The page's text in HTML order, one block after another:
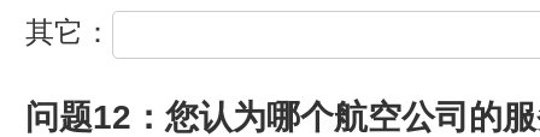
其它：
问题12：您认为哪个航空公司的